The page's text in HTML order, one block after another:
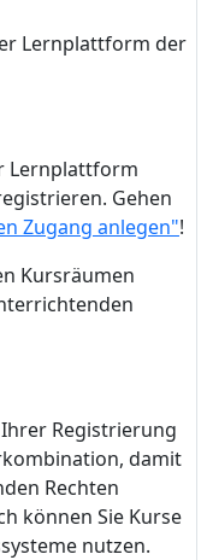
Lernplattform der
Lernplattform
Gehen
Zugang anlegen"!
Kursräumen
Registrierung
damit
Rechten
können Sie Kurse
nutzen.